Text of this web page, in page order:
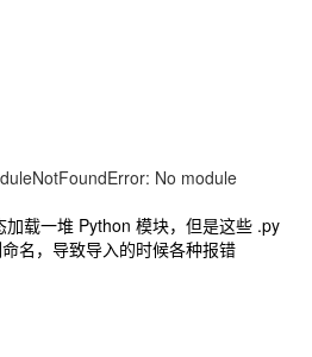
No module
载一堆 Python 模块，但是这些 .py
名，导致导入的时候各种报错